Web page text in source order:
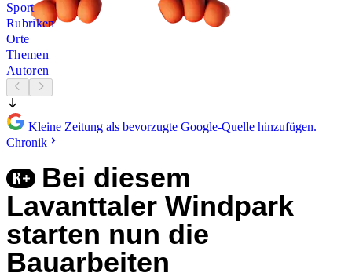
Sport
Rubriken
Orte
Themen
Autoren
Kleine Zeitung als bevorzugte Google-Quelle hinzufügen.
Chronik
Bei diesem
Lavanttaler Windpark
starten nun die
Bauarbeiten